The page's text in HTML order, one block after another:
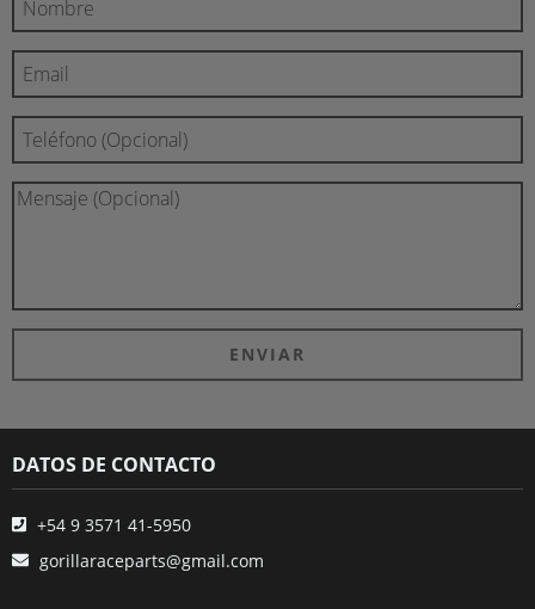
DATOS DE CONTACTO
+54 9 3571 41-5950
gorillaraceparts@gmail.com